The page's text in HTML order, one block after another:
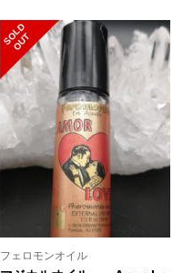
S
O
L
D
O
U
T
フェロモンオイル